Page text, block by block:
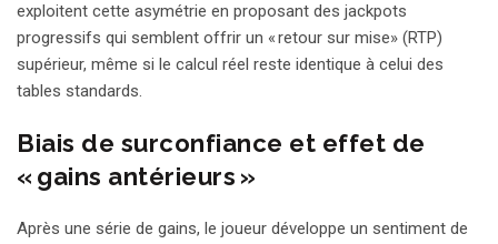
exploitent cette asymétrie en proposant des jackpots
progressifs qui semblent offrir un « retour sur mise» (RTP)
supérieur, même si le calcul réel reste identique à celui des
tables standards.
Biais de surconfiance et effet de
« gains antérieurs »
Après une série de gains, le joueur développe un sentiment de